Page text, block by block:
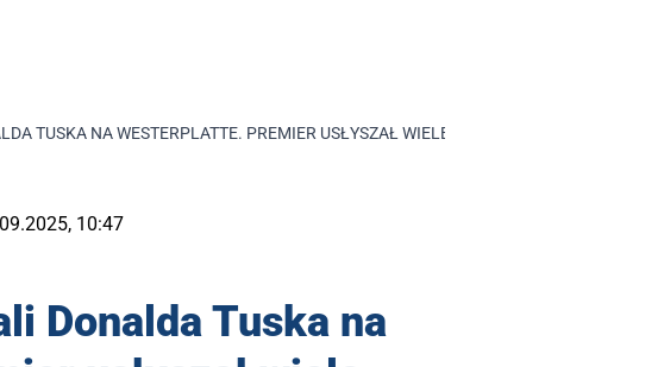
TUSKA NA WESTERPLATTE. PREMIER USŁYSZAŁ WIELE GORZKICH SŁÓW
10:47
Donalda Tuska na